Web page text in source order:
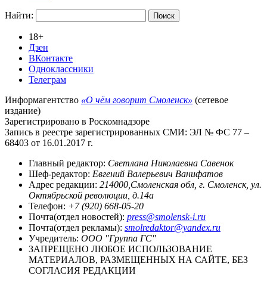
Найти:
18+
Дзен
ВКонтакте
Одноклассники
Телеграм
Информагентство «О чём говорит Смоленск» (сетевое
издание)
Зарегистрировано в Роскомнадзоре
Запись в реестре зарегистрированных СМИ: ЭЛ № ФС 77 –
68403 от 16.01.2017 г.
Главный редактор: Светлана Николаевна Савенок
Шеф-редактор: Евгений Валерьевич Ванифатов
Адрес редакции: 214000,Смоленская обл, г. Смоленск, ул.
Октябрьской революции, д.14а
Телефон: +7 (920) 668-05-20
Почта(отдел новостей): press@smolensk-i.ru
Почта(отдел рекламы): smolredaktor@yandex.ru
Учредитель: ООО "Группа ГС"
ЗАПРЕЩЕНО ЛЮБОЕ ИСПОЛЬЗОВАНИЕ
МАТЕРИАЛОВ, РАЗМЕЩЕННЫХ НА САЙТЕ, БЕЗ
СОГЛАСИЯ РЕДАКЦИИ